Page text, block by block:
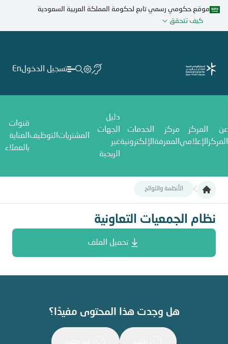
تجاوز
المحتوى
موقع حكومي رسمي تابع لحكومة المملكة العربية السعودية
كيف تتحقق
تسجيل الدخولEn
عن
المركز
المركز
الإعلامي
مركز
المعرفة
الخدمات
الإلكترونية
دليل
الجهات
غير
الربحية
المشتريات التوظيف
قنوات
العناية
بالعملاء
الأنظمة واللوائح
نظام الجمعيات التعاونية
نظام الجمعيات التعاونية
تحميل الملف
هل وجدت هذا المحتوى مفيدًا؟